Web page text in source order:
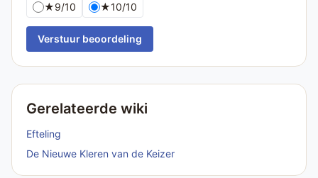
★9/10 ★10/10
Verstuur beoordeling
Gerelateerde wiki
Efteling
De Nieuwe Kleren van de Keizer